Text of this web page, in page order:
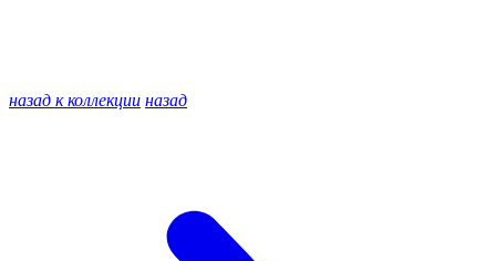
назад к коллекции назад